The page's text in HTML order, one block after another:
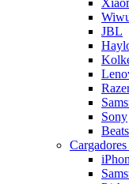
JBL
Sony
Beats